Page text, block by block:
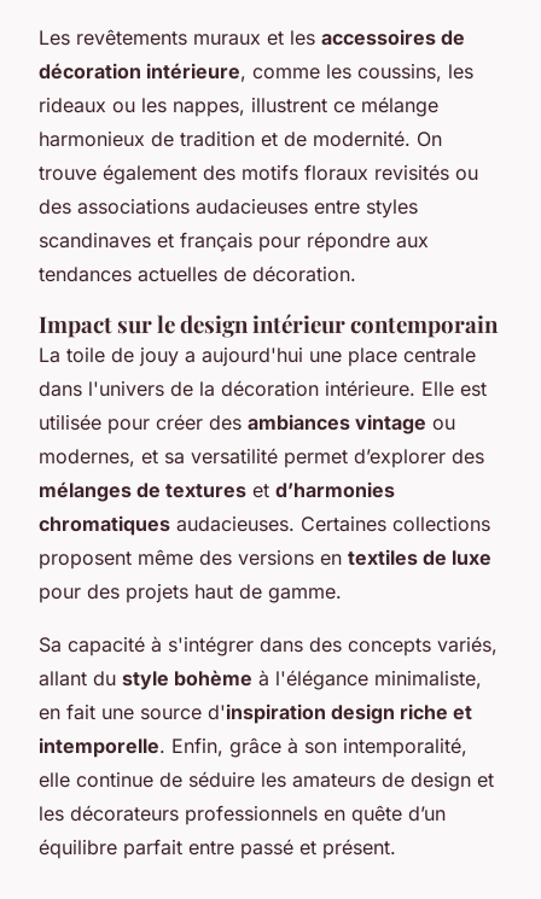
Les revêtements muraux et les accessoires de
décoration intérieure, comme les coussins, les
rideaux ou les nappes, illustrent ce mélange
harmonieux de tradition et de modernité. On
trouve également des motifs floraux revisités ou
des associations audacieuses entre styles
scandinaves et français pour répondre aux
tendances actuelles de décoration.
Impact sur le design intérieur contemporain
La toile de jouy a aujourd'hui une place centrale
dans l'univers de la décoration intérieure. Elle est
utilisée pour créer des ambiances vintage ou
modernes, et sa versatilité permet d’explorer des
mélanges de textures et d’harmonies
chromatiques audacieuses. Certaines collections
proposent même des versions en textiles de luxe
pour des projets haut de gamme.
Sa capacité à s'intégrer dans des concepts variés,
allant du style bohème à l'élégance minimaliste,
en fait une source d'inspiration design riche et
intemporelle. Enfin, grâce à son intemporalité,
elle continue de séduire les amateurs de design et
les décorateurs professionnels en quête d’un
équilibre parfait entre passé et présent.